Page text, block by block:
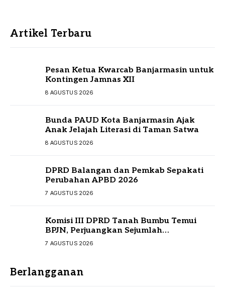
Artikel Terbaru
Pesan Ketua Kwarcab Banjarmasin untuk
Kontingen Jamnas XII
8 AGUSTUS 2026
Bunda PAUD Kota Banjarmasin Ajak
Anak Jelajah Literasi di Taman Satwa
8 AGUSTUS 2026
DPRD Balangan dan Pemkab Sepakati
Perubahan APBD 2026
7 AGUSTUS 2026
Komisi III DPRD Tanah Bumbu Temui
BPJN, Perjuangkan Sejumlah
Infrastruktur Strategis
7 AGUSTUS 2026
Berlangganan